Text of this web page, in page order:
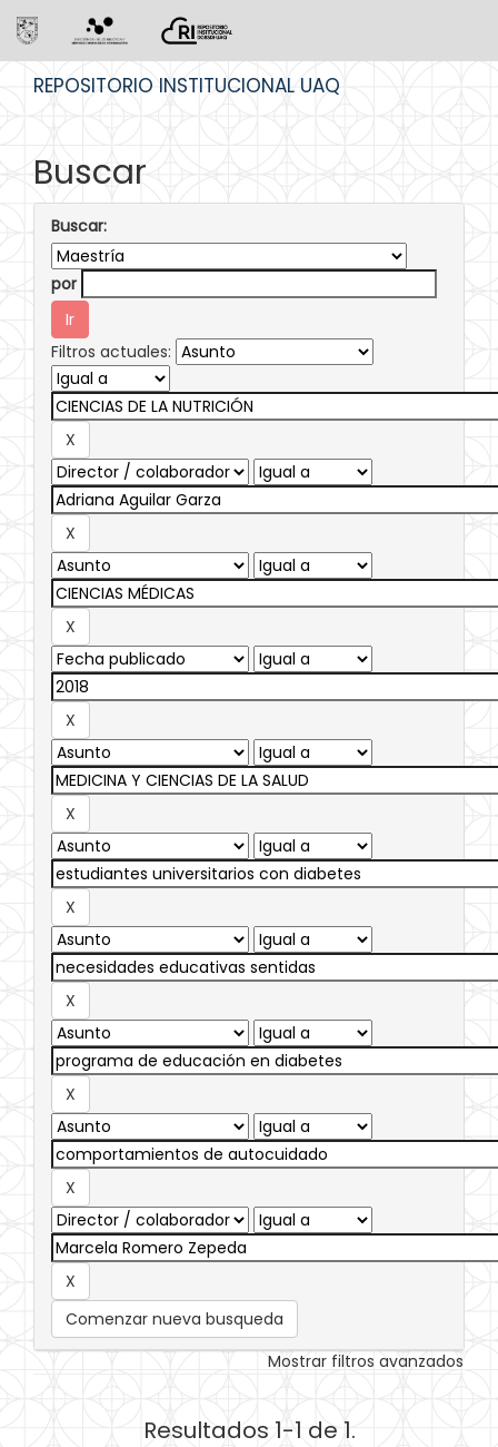
REPOSITORIO INSTITUCIONAL UAQ
Buscar
Buscar:
por
Filtros actuales:
Comenzar nueva busqueda
Mostrar filtros avanzados
Resultados 1-1 de 1.